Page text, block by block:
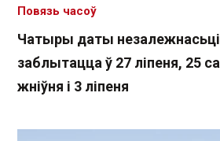
Чатыры даты
заблытацца ў 27 ліпеня, 25
жніўня і 3 ліпеня
Повязь часоў